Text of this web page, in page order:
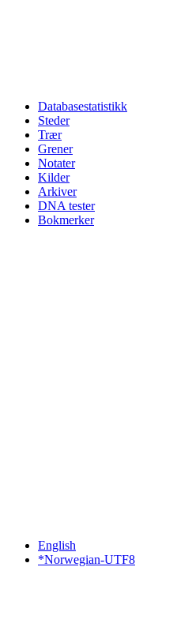
Databasestatistikk
Steder
Trær
Grener
Notater
Kilder
Arkiver
DNA tester
Bokmerker
English
*Norwegian-UTF8